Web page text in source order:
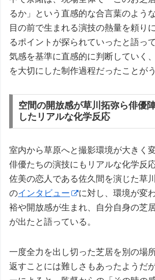
るか」という直感的な合言葉のよう
目の前で生まれる演技の熱量を頼り
るポイントが探られていったと語っ
気感を基準に直感的に判断していく
を大切にした制作過程だったことが
空間の開放感が草川拓弥ら俳優
したリアルな化学反応
室内から草原へと撮影環境が大きく
俳優たちの演技にもリアルな化学反
佐美の恋人である佐久間を演じた草
のインタビュー
に対し、環境が変
裕や開放感が生まれ、自分自身の芝
が出たと語っている。
一度全力を出し切った芝居を別の場
返すことには難しさもあったようだ